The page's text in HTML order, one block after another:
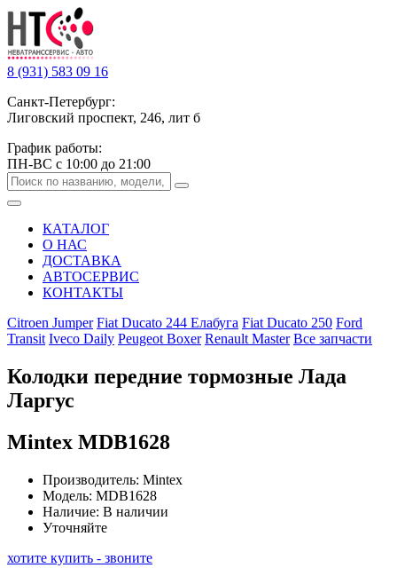
8 (931) 583 09 16
Санкт-Петербург:
Лиговский проспект, 246, лит б
График работы:
ПН-ВС с 10:00 до 21:00
КАТАЛОГ
О НАС
ДОСТАВКА
АВТОСЕРВИС
КОНТАКТЫ
Citroen Jumper Fiat Ducato 244 Елабуга Fiat Ducato 250 Ford
Transit Iveco Daily Peugeot Boxer Renault Master Все запчасти
Колодки передние тормозные Лада
Ларгус
Mintex MDB1628
Производитель: Mintex
Модель: MDB1628
Наличие: В наличии
Уточняйте
хотите купить - звоните